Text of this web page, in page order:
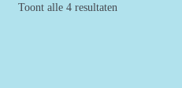
Toont alle 4 resultaten